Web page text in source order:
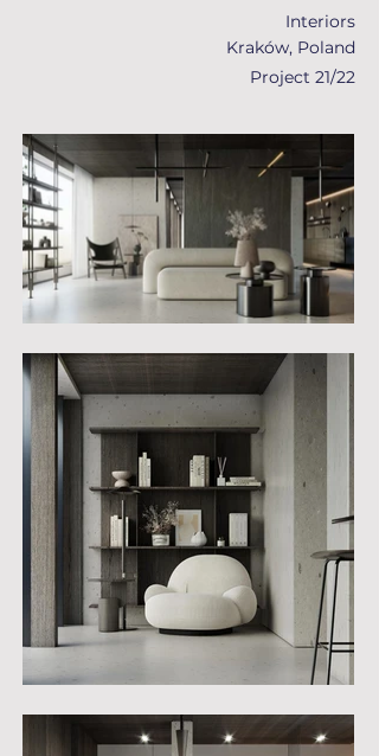
Interiors
Kraków, Poland
Project 21/22